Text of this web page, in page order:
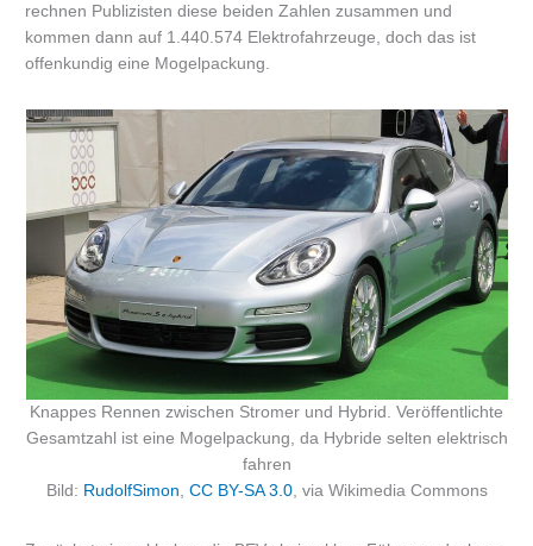
rechnen Publizisten diese beiden Zahlen zusammen und
kommen dann auf 1.440.574 Elektrofahrzeuge, doch das ist
offenkundig eine Mogelpackung.
Knappes Rennen zwischen Stromer und Hybrid. Veröffentlichte
Gesamtzahl ist eine Mogelpackung, da Hybride selten elektrisch
fahren
Bild: RudolfSimon, CC BY-SA 3.0, via Wikimedia Commons